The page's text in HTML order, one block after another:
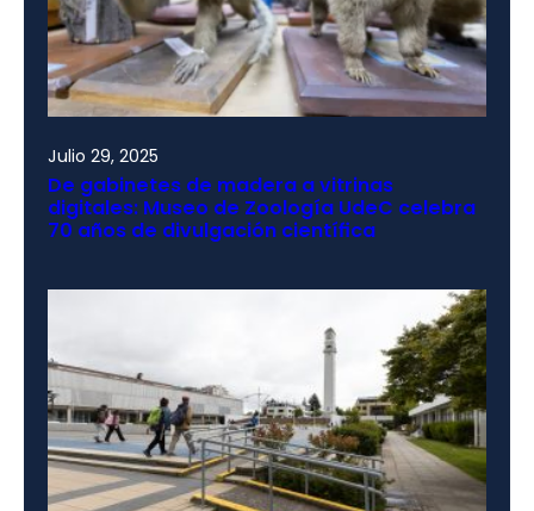
Julio 29, 2025
De gabinetes de madera a vitrinas
digitales: Museo de Zoología UdeC celebra
70 años de divulgación científica